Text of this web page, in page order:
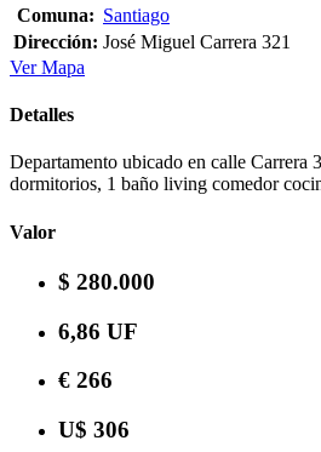
Comuna: Santiago
Dirección: José Miguel Carrera 321
Ver Mapa
Detalles
Departamento ubicado en calle Carrera
dormitorios, 1 baño living comedor
Valor
$ 280.000
6,86 UF
€ 266
U$ 306